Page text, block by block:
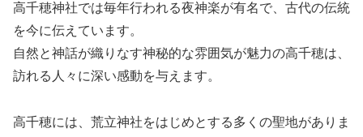
高千穂神社では毎年行われる夜神楽が有名で、古代の伝統
を今に伝えています。
自然と神話が織りなす神秘的な雰囲気が魅力の高千穂は、
訪れる人々に深い感動を与えます。
高千穂には、荒立神社をはじめとする多くの聖地がありま